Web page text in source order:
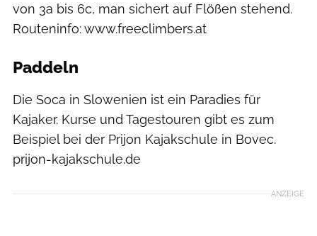
von 3a bis 6c, man sichert auf Flößen stehend.
Routeninfo: www.freeclimbers.at
Paddeln
Die Soca in Slowenien ist ein Paradies für
Kajaker. Kurse und Tagestouren gibt es zum
Beispiel bei der Prijon Kajakschule in Bovec.
prijon-kajakschule.de
ANZEIGE